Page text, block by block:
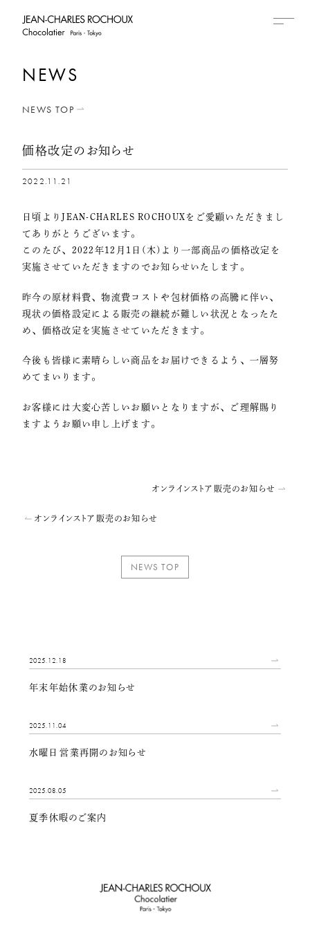
NEWS
NEWS TOP
価格改定のお知らせ
2022.11.21
日頃よりJEAN-CHARLES ROCHOUXをご愛顧いただきまし
てありがとうございます。
このたび、2022年12月1日(木)より一部商品の価格改定を
実施させていただきますのでお知らせいたします。
昨今の原材料費、物流費コストや包材価格の高騰に伴い、
現状の価格設定による販売の継続が難しい状況となったた
め、価格改定を実施させていただきます。
今後も皆様に素晴らしい商品をお届けできるよう、一層努
めてまいります。
お客様には大変心苦しいお願いとなりますが、ご理解賜り
ますようお願い申し上げます。
オンラインストア販売のお知らせ
オンラインストア販売のお知らせ
NEWS TOP
2025.12.18
年末年始休業のお知らせ
2025.11.04
水曜日 営業再開のお知らせ
2025.08.05
夏季休暇のご案内